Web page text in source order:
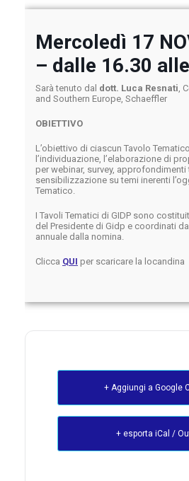
Mercoledì 17
– dalle 16.30
Sarà tenuto dal dott. Luca Resnati ,
and Southern Europe, Schaeffler
OBIETTIVO
L’obiettivo di ciascun Tavolo
l’individuazione, l’elaborazione di
per webinar, survey,
sensibilizzazione su temi inerenti
Tematico.
I Tavoli Tematici di GIDP sono
del Presidente di Gidp e coordinati
annuale dalla nomina.
Clicca QUI per scaricare la locandina
+ Aggiungi a Google
+ esporta iCal /